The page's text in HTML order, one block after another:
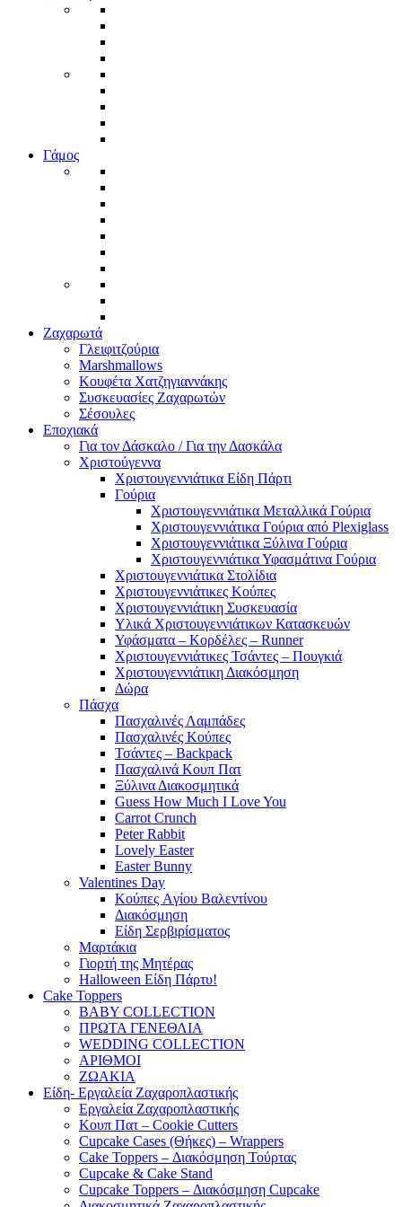
Γάμος
Ζαχαρωτά
Γλειφιτζούρια
Marshmallows
Κουφέτα Χατζηγιαννάκης
Συσκευασίες Ζαχαρωτών
Σέσουλες
Εποχιακά
Για τον Δάσκαλο / Για την Δασκάλα
Χριστούγεννα
Χριστουγεννιάτικα Είδη Πάρτι
Γούρια
Χριστουγεννιάτικα Μεταλλικά Γούρια
Χριστουγεννιάτικα Γούρια από Plexiglass
Χριστουγεννιάτικα Ξύλινα Γούρια
Χριστουγεννιάτικα Υφασμάτινα Γούρια
Χριστουγεννιάτικα Στολίδια
Χριστουγεννιάτικες Κούπες
Χριστουγεννιάτικη Συσκευασία
Υλικά Χριστουγεννιάτικων Κατασκευών
Υφάσματα – Κορδέλες – Runner
Χριστουγεννιάτικες Τσάντες – Πουγκιά
Χριστουγεννιάτικη Διακόσμηση
Δώρα
Πάσχα
Πασχαλινές Λαμπάδες
Πασχαλινές Κούπες
Τσάντες – Backpack
Πασχαλινά Κουπ Πατ
Ξύλινα Διακοσμητικά
Guess How Much I Love You
Carrot Crunch
Peter Rabbit
Lovely Easter
Easter Bunny
Valentines Day
Κούπες Aγίου Βαλεντίνου
Διακόσμηση
Είδη Σερβιρίσματος
Μαρτάκια
Γιορτή της Μητέρας
Halloween Είδη Πάρτυ!
Cake Toppers
BABY COLLECTION
ΠΡΩΤΑ ΓΕΝΕΘΛΙΑ
WEDDING COLLECTION
ΑΡΙΘΜΟΙ
ΖΩΑΚΙΑ
Είδη- Εργαλεία Ζαχαροπλαστικής
Εργαλεία Ζαχαροπλαστικής
Κουπ Πατ – Cookie Cutters
Cupcake Cases (Θήκες) – Wrappers
Cake Toppers – Διακόσμηση Τούρτας
Cupcake & Cake Stand
Cupcake Toppers – Διακόσμηση Cupcake